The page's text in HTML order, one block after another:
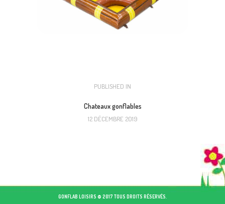
NAVIGATION
PUBLISHED IN
Chateaux gonflables
12 DÉCEMBRE 2019
GONFLAB LOISIRS © 2017 TOUS DROITS RÉSERVÉS.